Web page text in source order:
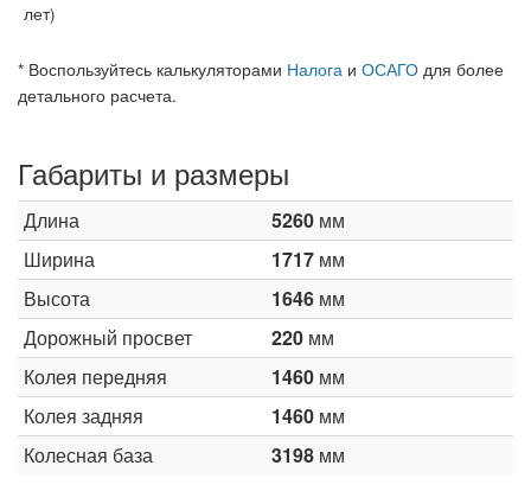
лет)
* Воспользуйтесь калькуляторами Налога и ОСАГО для более
детального расчета.
Габариты и размеры
Длина 5260 мм
Ширина
1717 мм
Высота
1646 мм
Дорожный просвет
220 мм
Колея передняя
1460 мм
Колея задняя
1460 мм
Колесная база
3198 мм